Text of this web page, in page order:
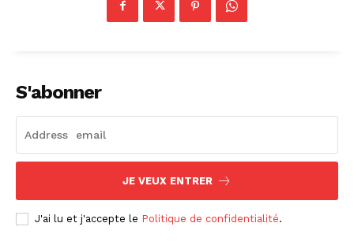
S'abonner
JE VEUX ENTRER
J'ai lu et j'accepte le Politique de confidentialité.